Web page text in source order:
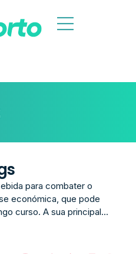
para combater o
económica, que pode
curso. A sua principal...